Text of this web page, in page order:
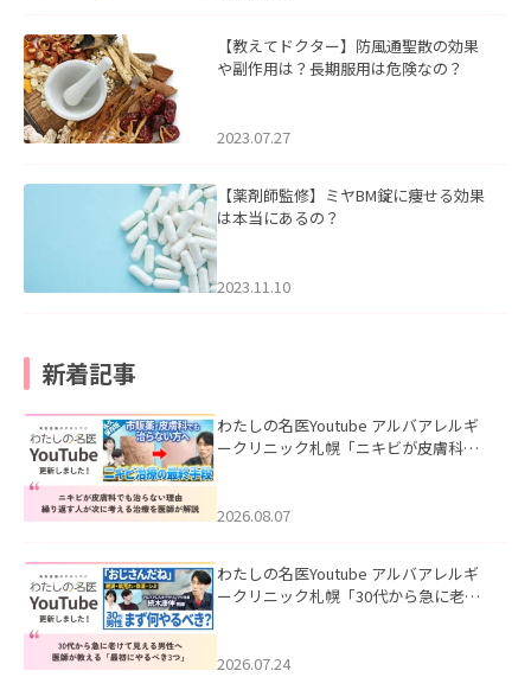
【教えてドクター】防風通聖散の効果
や副作用は？長期服用は危険なの？
2023.07.27
【薬剤師監修】ミヤBM錠に痩せる効果
は本当にあるの？
2023.11.10
新着記事
わたしの名医Youtube アルバアレルギ
ークリニック札幌「ニキビが皮膚科で
ました。
2026.08.07
わたしの名医Youtube アルバアレルギ
ークリニック札幌「30代から急に老け
た。
2026.07.24